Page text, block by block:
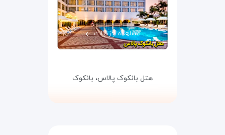
مشاهده جزئیات
هتل بانکوک پالاس، بانکوک